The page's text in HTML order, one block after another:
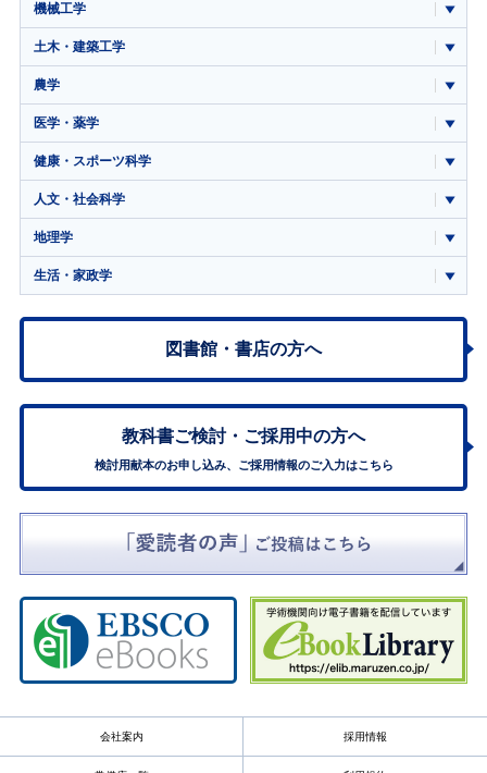
機械工学
土木・建築工学
農学
医学・薬学
健康・スポーツ科学
人文・社会科学
地理学
生活・家政学
図書館・書店の方へ
教科書ご検討・ ご採用中の方へ
検討用献本のお申し込み、ご採用情報のご入力はこちら
会社案内 採用情報